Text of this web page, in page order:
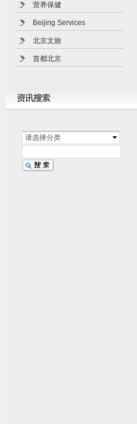
营养保健
Beijing Services
北京文旅
首都北京
请选择分类